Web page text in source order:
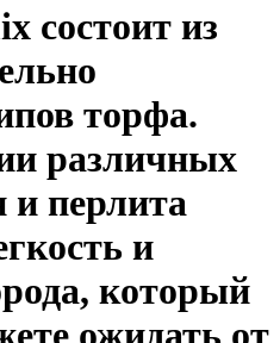
состоит из
торфа.
различных
и перлита
и
который
ожидать от